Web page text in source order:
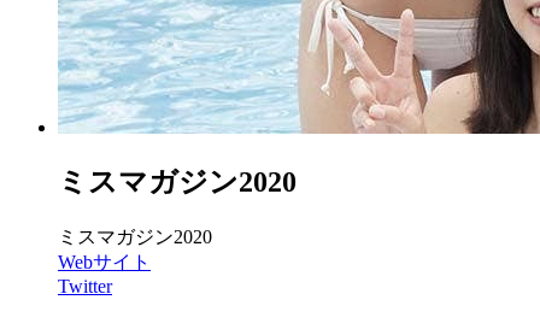
ミスマガジン2020
ミスマガジン2020
Webサイト
Twitter